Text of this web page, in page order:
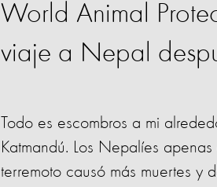
World Animal
viaje a Nepal
Todo es escombros a mi
Katmandú. Los Nepalíes
terremoto causó más muertes y